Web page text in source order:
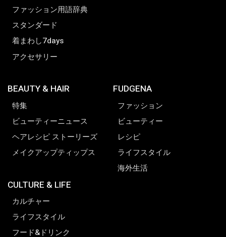
ファッション用語辞典
スタンダード
着まわし7days
アクセサリー
BEAUTY & HAIR
特集
ビューティーニュース
ヘアレシピ ストーリーズ
メイクアップティップス
CULTURE & LIFE
カルチャー
ライフスタイル
フード&ドリンク
FUDGENA
ファッション
ビューティー
レシピ
ライフスタイル
海外生活